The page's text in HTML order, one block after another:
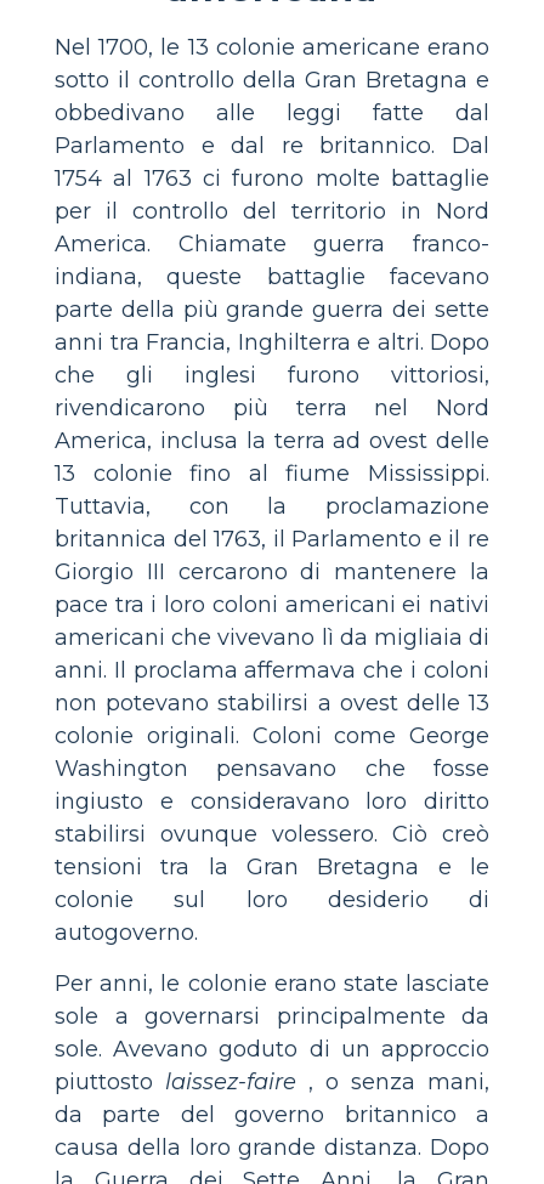
Nel 1700, le 13 colonie americane erano
sotto il controllo della Gran Bretagna e
obbedivano alle leggi fatte dal
Parlamento e dal re britannico. Dal
1754 al 1763 ci furono molte battaglie
per il controllo del territorio in Nord
America. Chiamate guerra franco-
indiana, queste battaglie facevano
parte della più grande guerra dei sette
anni tra Francia, Inghilterra e altri. Dopo
che gli inglesi furono vittoriosi,
rivendicarono più terra nel Nord
America, inclusa la terra ad ovest delle
13 colonie fino al fiume Mississippi.
Tuttavia, con la proclamazione
britannica del 1763, il Parlamento e il re
Giorgio III cercarono di mantenere la
pace tra i loro coloni americani ei nativi
americani che vivevano lì da migliaia di
anni. Il proclama affermava che i coloni
non potevano stabilirsi a ovest delle 13
colonie originali. Coloni come George
Washington pensavano che fosse
ingiusto e consideravano loro diritto
stabilirsi ovunque volessero. Ciò creò
tensioni tra la Gran Bretagna e le
colonie sul loro desiderio di
autogoverno.
Per anni, le colonie erano state lasciate
sole a governarsi principalmente da
sole. Avevano goduto di un approccio
piuttosto laissez-faire , o senza mani,
da parte del governo britannico a
causa della loro grande distanza. Dopo